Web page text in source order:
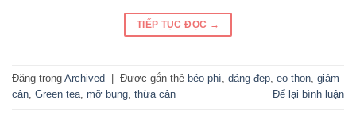
TIẾP TỤC ĐỌC →
Đăng trong Archived Được gắn thẻ béo phì, dáng đẹp, eo thon, giảm
cân, Green tea, mỡ bụng, thừa cân Để lại bình luận